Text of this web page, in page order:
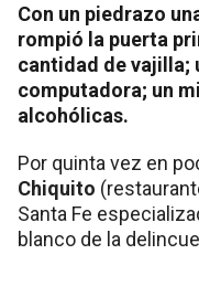
Con un piedrazo
rompió la puerta
cantidad de vajilla;
computadora; un
alcohólicas.
Por quinta vez en
Chiquito
Santa Fe
blanco de la